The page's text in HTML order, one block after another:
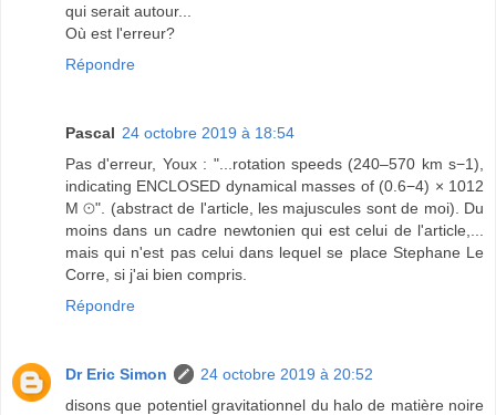
qui serait autour...
Où est l'erreur?
Répondre
Pascal 24 octobre 2019 à 18:54
Pas d'erreur, Youx : "...rotation speeds (240–570 km s−1),
indicating ENCLOSED dynamical masses of (0.6−4) × 1012
M ⊙". (abstract de l'article, les majuscules sont de moi). Du
moins dans un cadre newtonien qui est celui de l'article,...
mais qui n'est pas celui dans lequel se place Stephane Le
Corre, si j'ai bien compris.
Répondre
Dr Eric Simon
24 octobre 2019 à 20:52
disons que potentiel gravitationnel du halo de matière noire